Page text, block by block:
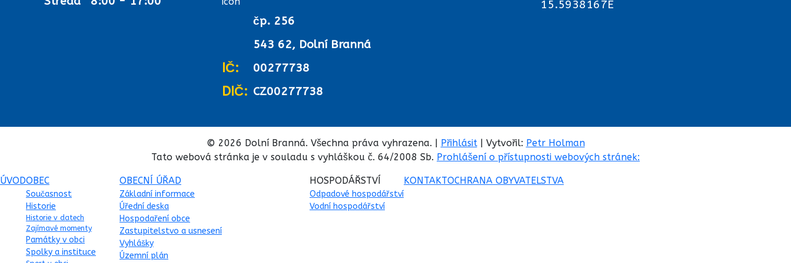
čp. 256
543 62, Dolní Branná
IČ: 00277738
DIČ: CZ00277738
15.5938167E
© 2026 Dolní Branná. Všechna práva vyhrazena. | Přihlásit| Vytvořil: Petr Holman
Tato webová stránka je v souladu s vyhláškou č. 64/2008 Sb. Prohlášení o přístupnosti webových stránek:
ÚVODOBEC
Současnost
Historie
Historie v datech
Zajímavé momenty
Památky v obci
Spolky a instituce
OBECNÍ ÚŘAD
Základní informace
Úřední deska
Hospodaření obce
Zastupitelstvo a usnesení
Vyhlášky
Územní plán
HOSPODÁŘSTVÍ
Odpadové hospodářství
Vodní hospodářství
KONTAKTOCHRANA OBYVATELSTVA